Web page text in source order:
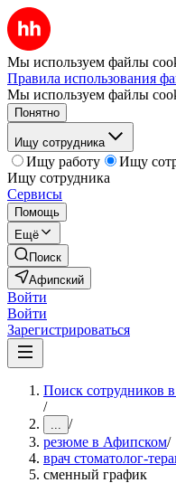
Мы используем файлы
Правила использования
Мы используем файлы
Понятно
Ищу сотрудника
Ищу работу
Ищу
Ищу сотрудника
Сервисы
Помощь
Ещё
Поиск
Афипский
Войти
Войти
Зарегистрироваться
Поиск сотрудников
/
... /
резюме в Афипском/
врач стоматолог-
сменный график